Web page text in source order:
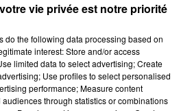
vie privée est notre priorité
do the following data processing based on
interest: Store and/or access
limited data to select advertising; Create
Use profiles to select personalised
performance; Measure content
through statistics or combinations